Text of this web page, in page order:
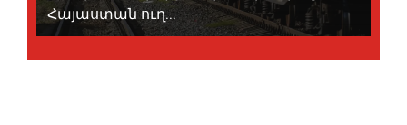
Հայաստան ուղ...